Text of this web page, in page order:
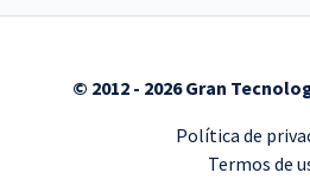
© 2012 - 2026 Gran
Política de
Termos de